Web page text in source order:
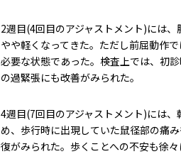
2週目(4回目のアジャストメント)には
やや軽くなってきた。ただし前屈動作
必要な状態であった。検査上では、初
の過緊張にも改善がみられた。
4週目(7回目のアジャストメント)には
め、歩行時に出現していた鼠径部の痛
復がみられた。歩くことへの不安も徐